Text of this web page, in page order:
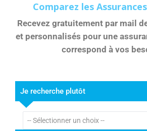
Comparez les
Recevez gratuitement par mail
et personnalisés pour une
correspond à vos
Je recherche plutôt